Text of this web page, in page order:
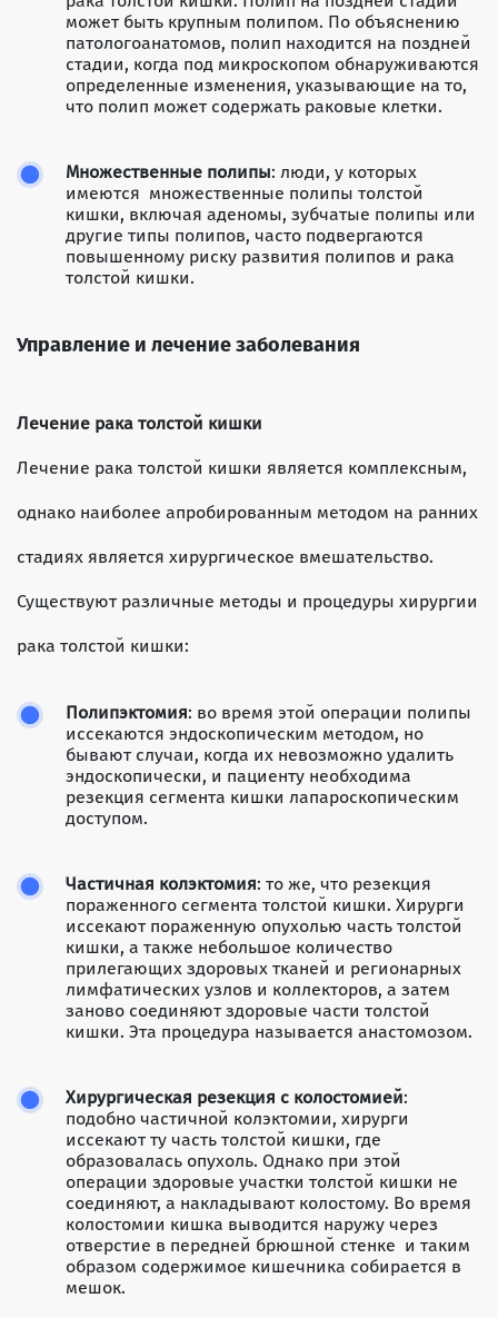
может быть крупным полипом. По объяснению
патологоанатомов, полип находится на поздней
стадии, когда под микроскопом обнаруживаются
определенные изменения, указывающие на то,
что полип может содержать раковые клетки.
Множественные полипы: люди, у которых
имеются множественные полипы толстой
кишки, включая аденомы, зубчатые полипы или
другие типы полипов, часто подвергаются
повышенному риску развития полипов и рака
толстой кишки.
Управление и лечение заболевания
Лечение рака толстой кишки
Лечение рака толстой кишки является комплексным,
однако наиболее апробированным методом на ранних
стадиях является хирургическое вмешательство.
Существуют различные методы и процедуры хирургии
рака толстой кишки:
Полипэктомия: во время этой операции полипы
иссекаются эндоскопическим методом, но
бывают случаи, когда их невозможно удалить
эндоскопически, и пациенту необходима
резекция сегмента кишки лапароскопическим
доступом.
Частичная колэктомия: то же, что резекция
пораженного сегмента толстой кишки. Хирурги
иссекают пораженную опухолью часть толстой
кишки, а также небольшое количество
прилегающих здоровых тканей и регионарных
лимфатических узлов и коллекторов, а затем
заново соединяют здоровые части толстой
кишки. Эта процедура называется анастомозом.
Хирургическая резекция с колостомией:
подобно частичной колэктомии, хирурги
иссекают ту часть толстой кишки, где
образовалась опухоль. Однако при этой
операции здоровые участки толстой кишки не
соединяют, а накладывают колостому. Во время
колостомии кишка выводится наружу через
отверстие в передней брюшной стенке и таким
образом содержимое кишечника собирается в
мешок.